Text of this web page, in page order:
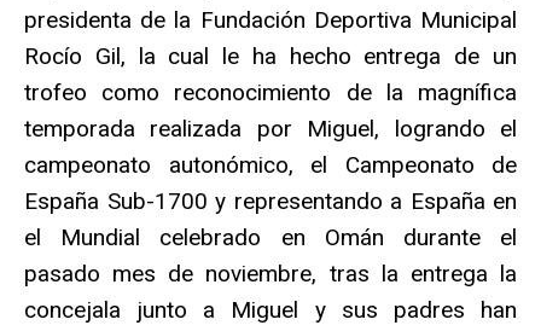
presidenta de la Fundación Deportiva Municipal
Rocío Gil, la cual le ha hecho entrega de un
trofeo como reconocimiento de la magnífica
temporada realizada por Miguel, logrando el
campeonato autonómico, el Campeonato de
España Sub-1700 y representando a España en
el Mundial celebrado en Omán durante el
pasado mes de noviembre, tras la entrega la
concejala junto a Miguel y sus padres han